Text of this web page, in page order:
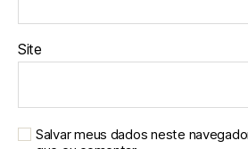
Site
Salvar meus dados neste